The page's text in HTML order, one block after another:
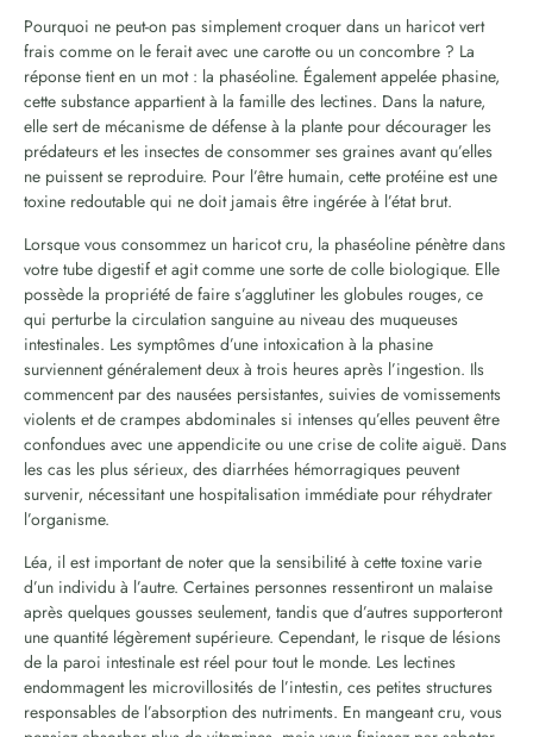
Pourquoi ne peut-on pas simplement croquer dans un haricot vert
frais comme on le ferait avec une carotte ou un concombre ? La
réponse tient en un mot : la phaséoline. Également appelée phasine,
cette substance appartient à la famille des lectines. Dans la nature,
elle sert de mécanisme de défense à la plante pour décourager les
prédateurs et les insectes de consommer ses graines avant qu’elles
ne puissent se reproduire. Pour l’être humain, cette protéine est une
toxine redoutable qui ne doit jamais être ingérée à l’état brut.
Lorsque vous consommez un haricot cru, la phaséoline pénètre dans
votre tube digestif et agit comme une sorte de colle biologique. Elle
possède la propriété de faire s’agglutiner les globules rouges, ce
qui perturbe la circulation sanguine au niveau des muqueuses
intestinales. Les symptômes d’une intoxication à la phasine
surviennent généralement deux à trois heures après l’ingestion. Ils
commencent par des nausées persistantes, suivies de vomissements
violents et de crampes abdominales si intenses qu’elles peuvent être
confondues avec une appendicite ou une crise de colite aiguë. Dans
les cas les plus sérieux, des diarrhées hémorragiques peuvent
survenir, nécessitant une hospitalisation immédiate pour réhydrater
l’organisme.
Léa, il est important de noter que la sensibilité à cette toxine varie
d’un individu à l’autre. Certaines personnes ressentiront un malaise
après quelques gousses seulement, tandis que d’autres supporteront
une quantité légèrement supérieure. Cependant, le risque de lésions
de la paroi intestinale est réel pour tout le monde. Les lectines
endommagent les microvillosités de l’intestin, ces petites structures
responsables de l’absorption des nutriments. En mangeant cru, vous